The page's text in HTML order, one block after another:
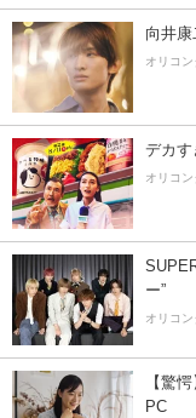
向井康
オリコ
デカす
オリコ
ー”
オリコ
【驚
PC